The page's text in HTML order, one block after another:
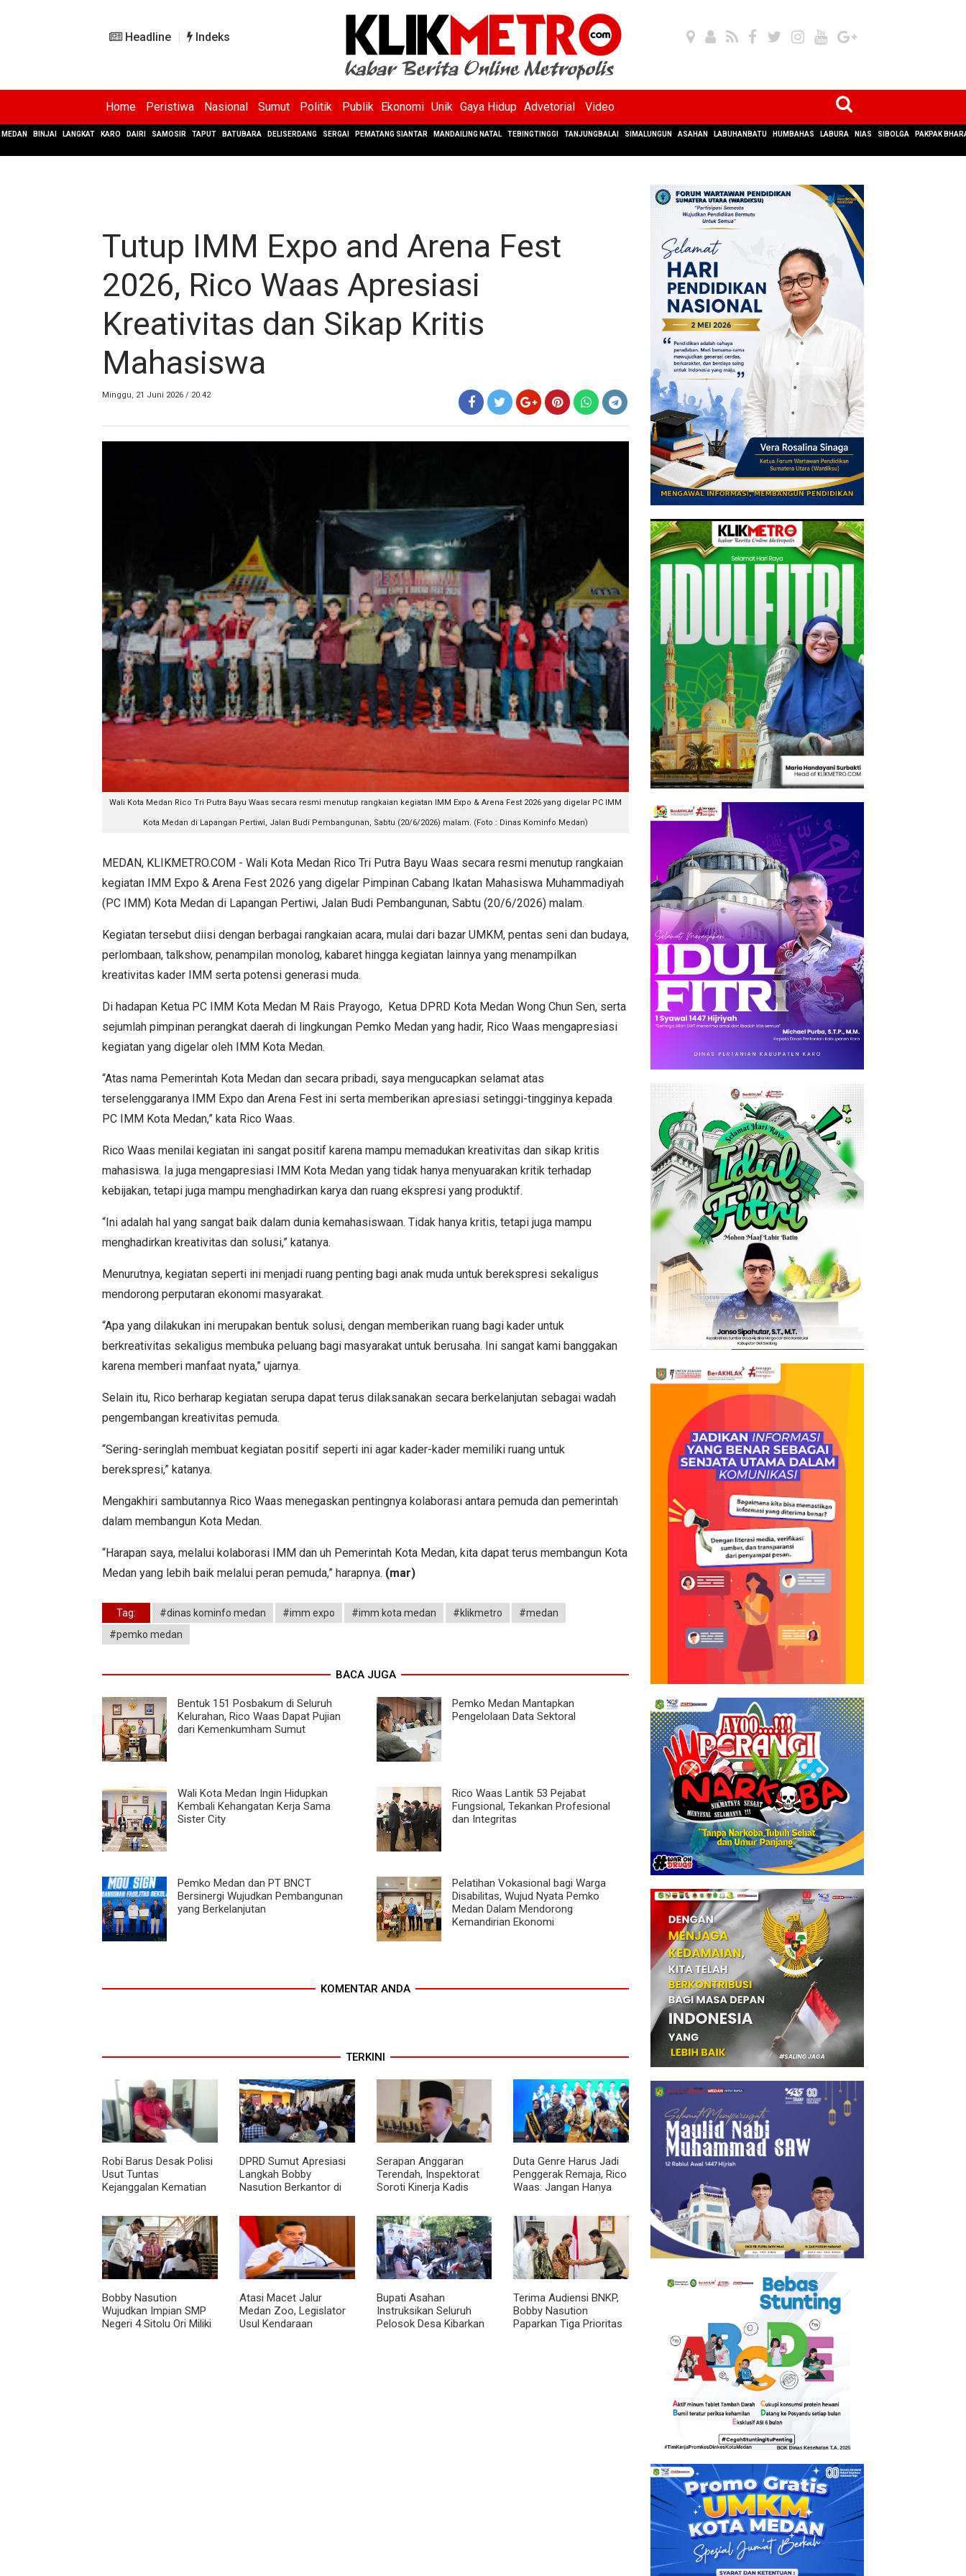
Headline Indeks
Home Peristiwa Nasional Sumut Politik Publik Ekonomi Unik Gaya Hidup Advetorial Video
MEDAN BINJAI LANGKAT KARO DAIRI SAMOSIR TAPUT BATUBARA DELISERDANG SERGAI PEMATANG SIANTAR MANDAILING NATAL TEBINGTINGGI TANJUNGBALAI SIMALUNGUN ASAHAN LABUHANBATU HUMBAHAS LABURA NIAS SIBOLGA PAKPAK
Tutup IMM Expo and Arena Fest
2026, Rico Waas Apresiasi
Kreativitas dan Sikap Kritis
Mahasiswa
Minggu, 21 Juni 2026 / 20.42
Wali Kota Medan Rico Tri Putra Bayu Waas secara resmi menutup rangkaian kegiatan IMM Expo & Arena Fest 2026 yang digelar PC IMM
Kota Medan di Lapangan Pertiwi, Jalan Budi Pembangunan, Sabtu (20/6/2026) malam. (Foto : Dinas Kominfo Medan)
MEDAN, KLIKMETRO.COM - Wali Kota Medan Rico Tri Putra Bayu Waas secara resmi menutup rangkaian
kegiatan IMM Expo & Arena Fest 2026 yang digelar Pimpinan Cabang Ikatan Mahasiswa Muhammadiyah
(PC IMM) Kota Medan di Lapangan Pertiwi, Jalan Budi Pembangunan, Sabtu (20/6/2026) malam.
Kegiatan tersebut diisi dengan berbagai rangkaian acara, mulai dari bazar UMKM, pentas seni dan budaya,
perlombaan, talkshow, penampilan monolog, kabaret hingga kegiatan lainnya yang menampilkan
kreativitas kader IMM serta potensi generasi muda.
Di hadapan Ketua PC IMM Kota Medan M Rais Prayogo, Ketua DPRD Kota Medan Wong Chun Sen, serta
sejumlah pimpinan perangkat daerah di lingkungan Pemko Medan yang hadir, Rico Waas mengapresiasi
kegiatan yang digelar oleh IMM Kota Medan.
“Atas nama Pemerintah Kota Medan dan secara pribadi, saya mengucapkan selamat atas
terselenggaranya IMM Expo dan Arena Fest ini serta memberikan apresiasi setinggi-tingginya kepada
PC IMM Kota Medan,” kata Rico Waas.
Rico Waas menilai kegiatan ini sangat positif karena mampu memadukan kreativitas dan sikap kritis
mahasiswa. Ia juga mengapresiasi IMM Kota Medan yang tidak hanya menyuarakan kritik terhadap
kebijakan, tetapi juga mampu menghadirkan karya dan ruang ekspresi yang produktif.
“Ini adalah hal yang sangat baik dalam dunia kemahasiswaan. Tidak hanya kritis, tetapi juga mampu
menghadirkan kreativitas dan solusi,” katanya.
Menurutnya, kegiatan seperti ini menjadi ruang penting bagi anak muda untuk berekspresi sekaligus
mendorong perputaran ekonomi masyarakat.
“Apa yang dilakukan ini merupakan bentuk solusi, dengan memberikan ruang bagi kader untuk
berkreativitas sekaligus membuka peluang bagi masyarakat untuk berusaha. Ini sangat kami banggakan
karena memberi manfaat nyata,” ujarnya.
Selain itu, Rico berharap kegiatan serupa dapat terus dilaksanakan secara berkelanjutan sebagai wadah
pengembangan kreativitas pemuda.
“Sering-seringlah membuat kegiatan positif seperti ini agar kader-kader memiliki ruang untuk
berekspresi,” katanya.
Mengakhiri sambutannya Rico Waas menegaskan pentingnya kolaborasi antara pemuda dan pemerintah
dalam membangun Kota Medan.
“Harapan saya, melalui kolaborasi IMM dan uh Pemerintah Kota Medan, kita dapat terus membangun Kota
Medan yang lebih baik melalui peran pemuda,” harapnya. (mar)
Tag: #dinas kominfo medan #imm expo #imm kota medan #klikmetro
#medan
#pemko medan
BACA JUGA
Bentuk 151 Posbakum di Seluruh
Kelurahan, Rico Waas Dapat Pujian
dari Kemenkumham Sumut
Pemko Medan Mantapkan
Pengelolaan Data Sektoral
Wali Kota Medan Ingin Hidupkan
Kembali Kehangatan Kerja Sama
Sister City
Rico Waas Lantik 53 Pejabat
Fungsional, Tekankan Profesional
dan Integritas
Pemko Medan dan PT BNCT
Bersinergi Wujudkan Pembangunan
yang Berkelanjutan
Pelatihan Vokasional bagi Warga
Disabilitas, Wujud Nyata Pemko
Medan Dalam Mendorong
Kemandirian Ekonomi
KOMENTAR ANDA
TERKINI
Robi Barus Desak Polisi
Usut Tuntas
Kejanggalan Kematian
Helvetia, Minta Otopsi
Ulang
DPRD Sumut Apresiasi
Langkah Bobby
Nasution Berkantor di
Percepat Pembangunan
Serapan Anggaran
Terendah, Inspektorat
Soroti Kinerja Kadis
Duta Genre Harus Jadi
Penggerak Remaja, Rico
Waas: Jangan Hanya
Bobby Nasution
Wujudkan Impian SMP
Negeri 4 Sitolu Ori Miliki
Atasi Macet Jalur
Medan Zoo, Legislator
Usul Kendaraan
Bupati Asahan
Instruksikan Seluruh
Pelosok Desa Kibarkan
Terima Audiensi BNKP,
Bobby Nasution
Paparkan Tiga Prioritas